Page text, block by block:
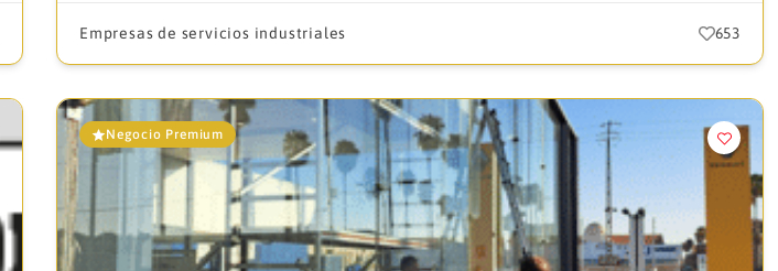
Empresas de servicios industriales 653
Negocio Premium